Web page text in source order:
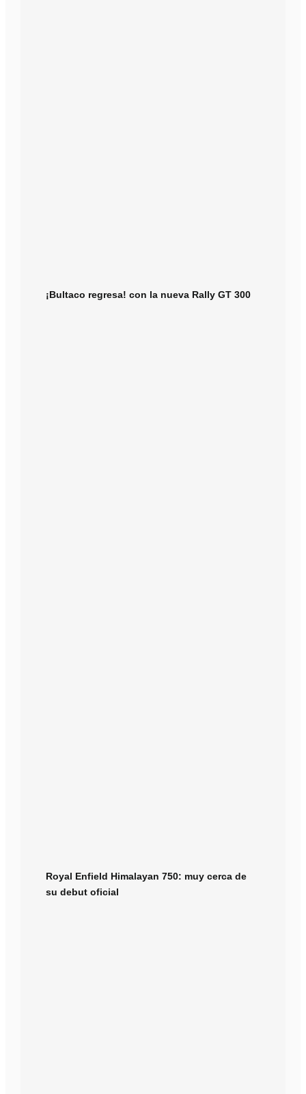
¡Bultaco regresa! con la nueva Rally GT 300
Royal Enfield Himalayan 750: muy cerca de
su debut oficial